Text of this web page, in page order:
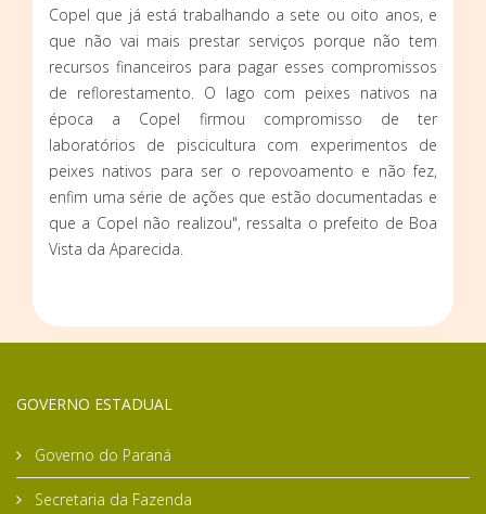
Copel que já está trabalhando a sete ou oito anos, e
que não vai mais prestar serviços porque não tem
recursos financeiros para pagar esses compromissos
de reflorestamento. O lago com peixes nativos na
época a Copel firmou compromisso de ter
laboratórios de piscicultura com experimentos de
peixes nativos para ser o repovoamento e não fez,
enfim uma série de ações que estão documentadas e
que a Copel não realizou", ressalta o prefeito de Boa
Vista da Aparecida.
GOVERNO ESTADUAL
Governo do Paraná
Secretaria da Fazenda